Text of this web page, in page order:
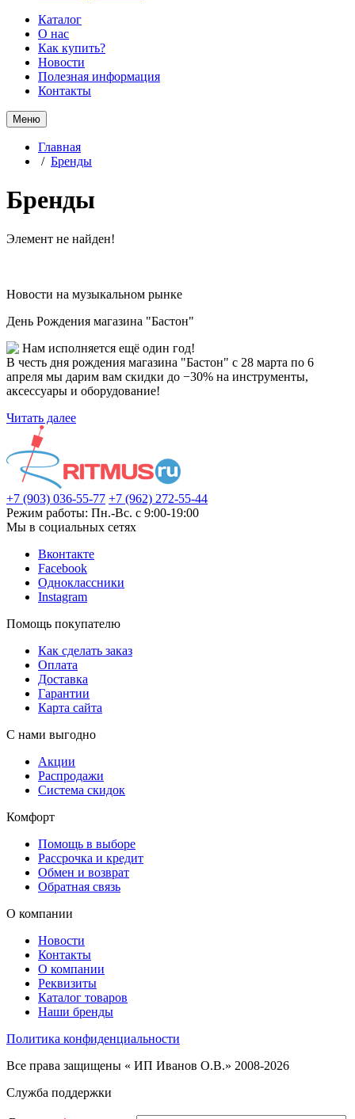
Каталог
О нас
Как купить?
Новости
Полезная информация
Контакты
Меню
Главная
/ Бренды
Бренды
Элемент не найден!
Новости на музыкальном рынке
День Рождения магазина "Бастон"
Нам исполняется ещё один год!
В честь дня рождения магазина "Бастон" с 28 марта по 6
апреля мы дарим вам скидки до −30% на инструменты,
аксессуары и оборудование!
Читать далее
+7 (903) 036-55-77 +7 (962) 272-55-44
Режим работы: Пн.-Вс. с 9:00-19:00
Мы в социальных сетях
Вконтакте
Facebook
Одноклассники
Instagram
Помощь покупателю
Как сделать заказ
Оплата
Доставка
Гарантии
Карта сайта
С нами выгодно
Акции
Распродажи
Система скидок
Комфорт
Помощь в выборе
Рассрочка и кредит
Обмен и возврат
Обратная связь
О компании
Новости
Контакты
О компании
Реквизиты
Каталог товаров
Наши бренды
Политика конфиденциальности
Все права защищены « ИП Иванов О.В.» 2008-2026
Служба поддержки